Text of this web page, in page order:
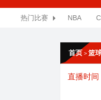
热门比赛 NBA
首页 > 篮
直播时间